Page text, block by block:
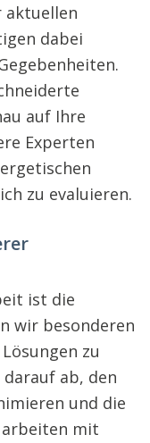
aktuellen
dabei
auf Ihre
Experten
zu evaluieren.
ist die
wir besonderen
zu
ab, den
und die
arbeiten mit